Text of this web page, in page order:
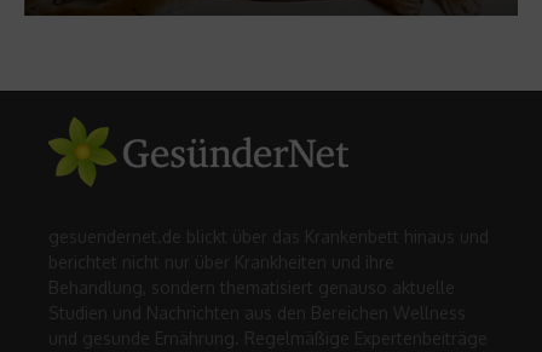
gesuendernet.de blickt über das Krankenbett hinaus und
berichtet nicht nur über Krankheiten und ihre
Behandlung, sondern thematisiert genauso aktuelle
Studien und Nachrichten aus den Bereichen Wellness
und gesunde Ernährung. Regelmäßige Expertenbeiträge